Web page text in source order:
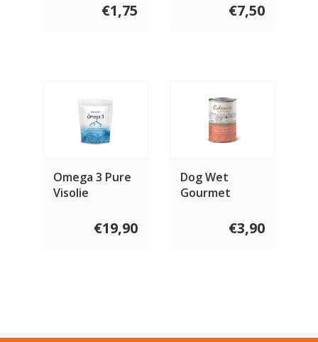
€1,75 €7,50
Omega 3 Pure
Visolie
€19,90
Dog Wet
Gourmet
Pheasant 400
€3,90